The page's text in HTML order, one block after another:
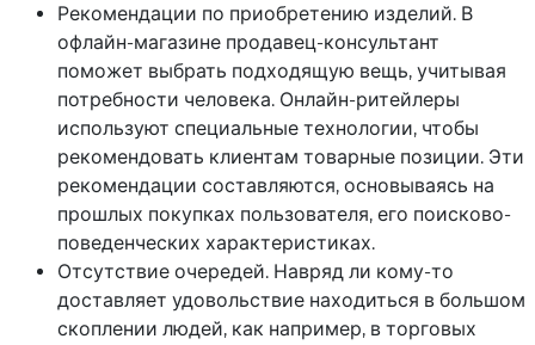
Рекомендации по приобретению изделий. В
офлайн-магазине продавец-консультант
поможет выбрать подходящую вещь, учитывая
потребности человека. Онлайн-ритейлеры
используют специальные технологии, чтобы
рекомендовать клиентам товарные позиции. Эти
рекомендации составляются, основываясь на
прошлых покупках пользователя, его поисково-
поведенческих характеристиках.
Отсутствие очередей. Навряд ли кому-то
доставляет удовольствие находиться в большом
скоплении людей, как например, в торговых